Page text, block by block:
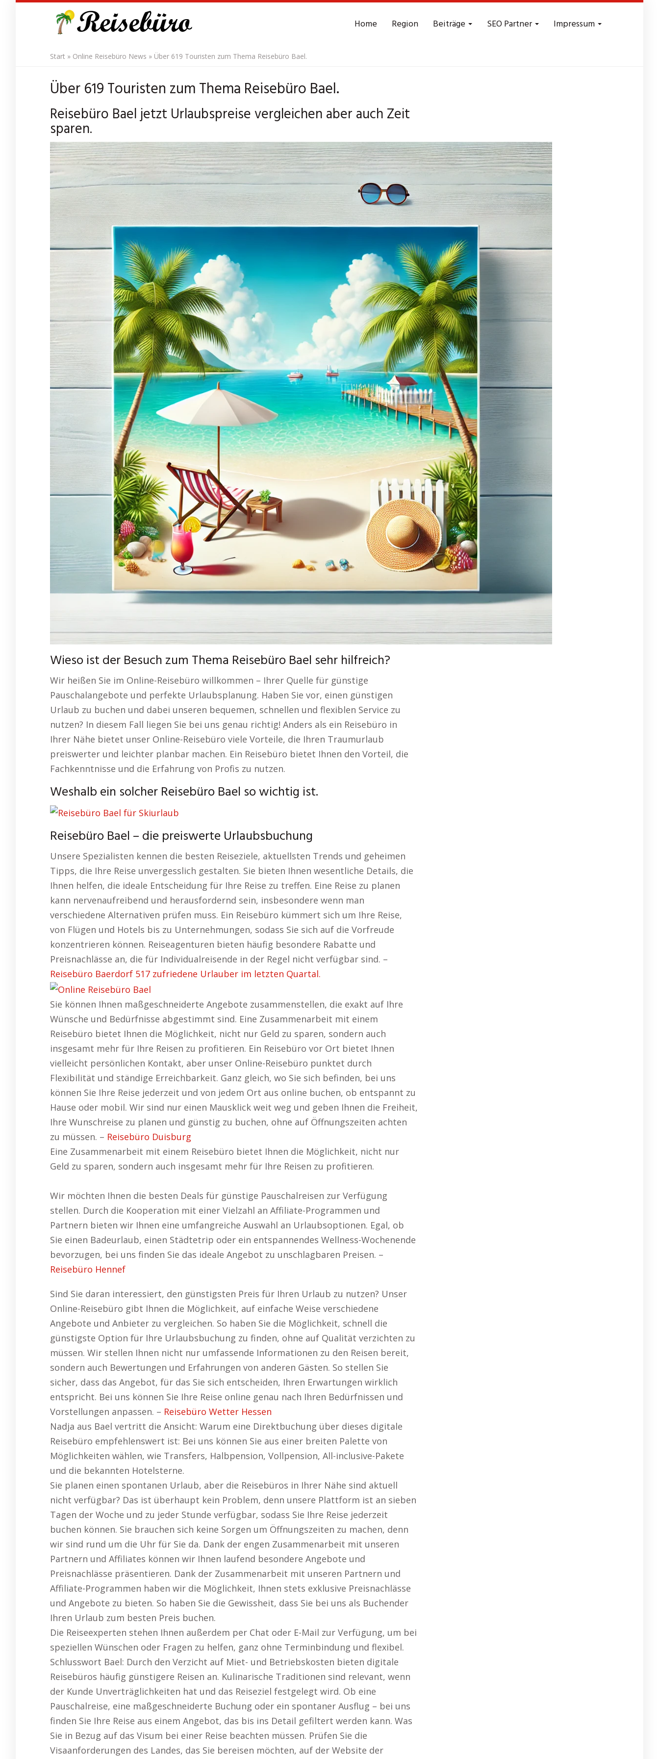
Home Region Beiträge SEO Partner Impressum
Start » Online Reisebüro News » Über 619 Touristen zum Thema Reisebüro Bael.
Über 619 Touristen zum Thema Reisebüro Bael.
Reisebüro Bael jetzt Urlaubspreise vergleichen aber auch Zeit
sparen.
Wieso ist der Besuch zum Thema Reisebüro Bael sehr hilfreich?
Wir heißen Sie im Online-Reisebüro willkommen – Ihrer Quelle für günstige
Pauschalangebote und perfekte Urlaubsplanung. Haben Sie vor, einen günstigen
Urlaub zu buchen und dabei unseren bequemen, schnellen und flexiblen Service zu
nutzen? In diesem Fall liegen Sie bei uns genau richtig! Anders als ein Reisebüro in
Ihrer Nähe bietet unser Online-Reisebüro viele Vorteile, die Ihren Traumurlaub
preiswerter und leichter planbar machen. Ein Reisebüro bietet Ihnen den Vorteil, die
Fachkenntnisse und die Erfahrung von Profis zu nutzen.
Weshalb ein solcher Reisebüro Bael so wichtig ist.
Reisebüro Bael – die preiswerte Urlaubsbuchung
Unsere Spezialisten kennen die besten Reiseziele, aktuellsten Trends und geheimen
Tipps, die Ihre Reise unvergesslich gestalten. Sie bieten Ihnen wesentliche Details, die
Ihnen helfen, die ideale Entscheidung für Ihre Reise zu treffen. Eine Reise zu planen
kann nervenaufreibend und herausfordernd sein, insbesondere wenn man
verschiedene Alternativen prüfen muss. Ein Reisebüro kümmert sich um Ihre Reise,
von Flügen und Hotels bis zu Unternehmungen, sodass Sie sich auf die Vorfreude
konzentrieren können. Reiseagenturen bieten häufig besondere Rabatte und
Preisnachlässe an, die für Individualreisende in der Regel nicht verfügbar sind. –
Reisebüro Baerdorf 517 zufriedene Urlauber im letzten Quartal.
Sie können Ihnen maßgeschneiderte Angebote zusammenstellen, die exakt auf Ihre
Wünsche und Bedürfnisse abgestimmt sind. Eine Zusammenarbeit mit einem
Reisebüro bietet Ihnen die Möglichkeit, nicht nur Geld zu sparen, sondern auch
insgesamt mehr für Ihre Reisen zu profitieren. Ein Reisebüro vor Ort bietet Ihnen
vielleicht persönlichen Kontakt, aber unser Online-Reisebüro punktet durch
Flexibilität und ständige Erreichbarkeit. Ganz gleich, wo Sie sich befinden, bei uns
können Sie Ihre Reise jederzeit und von jedem Ort aus online buchen, ob entspannt zu
Hause oder mobil. Wir sind nur einen Mausklick weit weg und geben Ihnen die Freiheit,
Ihre Wunschreise zu planen und günstig zu buchen, ohne auf Öffnungszeiten achten
zu müssen. – Reisebüro Duisburg
Eine Zusammenarbeit mit einem Reisebüro bietet Ihnen die Möglichkeit, nicht nur
Geld zu sparen, sondern auch insgesamt mehr für Ihre Reisen zu profitieren.
Wir möchten Ihnen die besten Deals für günstige Pauschalreisen zur Verfügung
stellen. Durch die Kooperation mit einer Vielzahl an Affiliate-Programmen und
Partnern bieten wir Ihnen eine umfangreiche Auswahl an Urlaubsoptionen. Egal, ob
Sie einen Badeurlaub, einen Städtetrip oder ein entspannendes Wellness-Wochenende
bevorzugen, bei uns finden Sie das ideale Angebot zu unschlagbaren Preisen. –
Reisebüro Hennef
Sind Sie daran interessiert, den günstigsten Preis für Ihren Urlaub zu nutzen? Unser
Online-Reisebüro gibt Ihnen die Möglichkeit, auf einfache Weise verschiedene
Angebote und Anbieter zu vergleichen. So haben Sie die Möglichkeit, schnell die
günstigste Option für Ihre Urlaubsbuchung zu finden, ohne auf Qualität verzichten zu
müssen. Wir stellen Ihnen nicht nur umfassende Informationen zu den Reisen bereit,
sondern auch Bewertungen und Erfahrungen von anderen Gästen. So stellen Sie
sicher, dass das Angebot, für das Sie sich entscheiden, Ihren Erwartungen wirklich
entspricht. Bei uns können Sie Ihre Reise online genau nach Ihren Bedürfnissen und
Vorstellungen anpassen. – Reisebüro Wetter Hessen
Nadja aus Bael vertritt die Ansicht: Warum eine Direktbuchung über dieses digitale
Reisebüro empfehlenswert ist: Bei uns können Sie aus einer breiten Palette von
Möglichkeiten wählen, wie Transfers, Halbpension, Vollpension, All-inclusive-Pakete
und die bekannten Hotelsterne.
Sie planen einen spontanen Urlaub, aber die Reisebüros in Ihrer Nähe sind aktuell
nicht verfügbar? Das ist überhaupt kein Problem, denn unsere Plattform ist an sieben
Tagen der Woche und zu jeder Stunde verfügbar, sodass Sie Ihre Reise jederzeit
buchen können. Sie brauchen sich keine Sorgen um Öffnungszeiten zu machen, denn
wir sind rund um die Uhr für Sie da. Dank der engen Zusammenarbeit mit unseren
Partnern und Affiliates können wir Ihnen laufend besondere Angebote und
Preisnachlässe präsentieren. Dank der Zusammenarbeit mit unseren Partnern und
Affiliate-Programmen haben wir die Möglichkeit, Ihnen stets exklusive Preisnachlässe
und Angebote zu bieten. So haben Sie die Gewissheit, dass Sie bei uns als Buchender
Ihren Urlaub zum besten Preis buchen.
Die Reiseexperten stehen Ihnen außerdem per Chat oder E-Mail zur Verfügung, um bei
speziellen Wünschen oder Fragen zu helfen, ganz ohne Terminbindung und flexibel.
Schlusswort Bael: Durch den Verzicht auf Miet- und Betriebskosten bieten digitale
Reisebüros häufig günstigere Reisen an. Kulinarische Traditionen sind relevant, wenn
der Kunde Unverträglichkeiten hat und das Reiseziel festgelegt wird. Ob eine
Pauschalreise, eine maßgeschneiderte Buchung oder ein spontaner Ausflug – bei uns
finden Sie Ihre Reise aus einem Angebot, das bis ins Detail gefiltert werden kann. Was
Sie in Bezug auf das Visum bei einer Reise beachten müssen. Prüfen Sie die
Visaanforderungen des Landes, das Sie bereisen möchten, auf der Website der